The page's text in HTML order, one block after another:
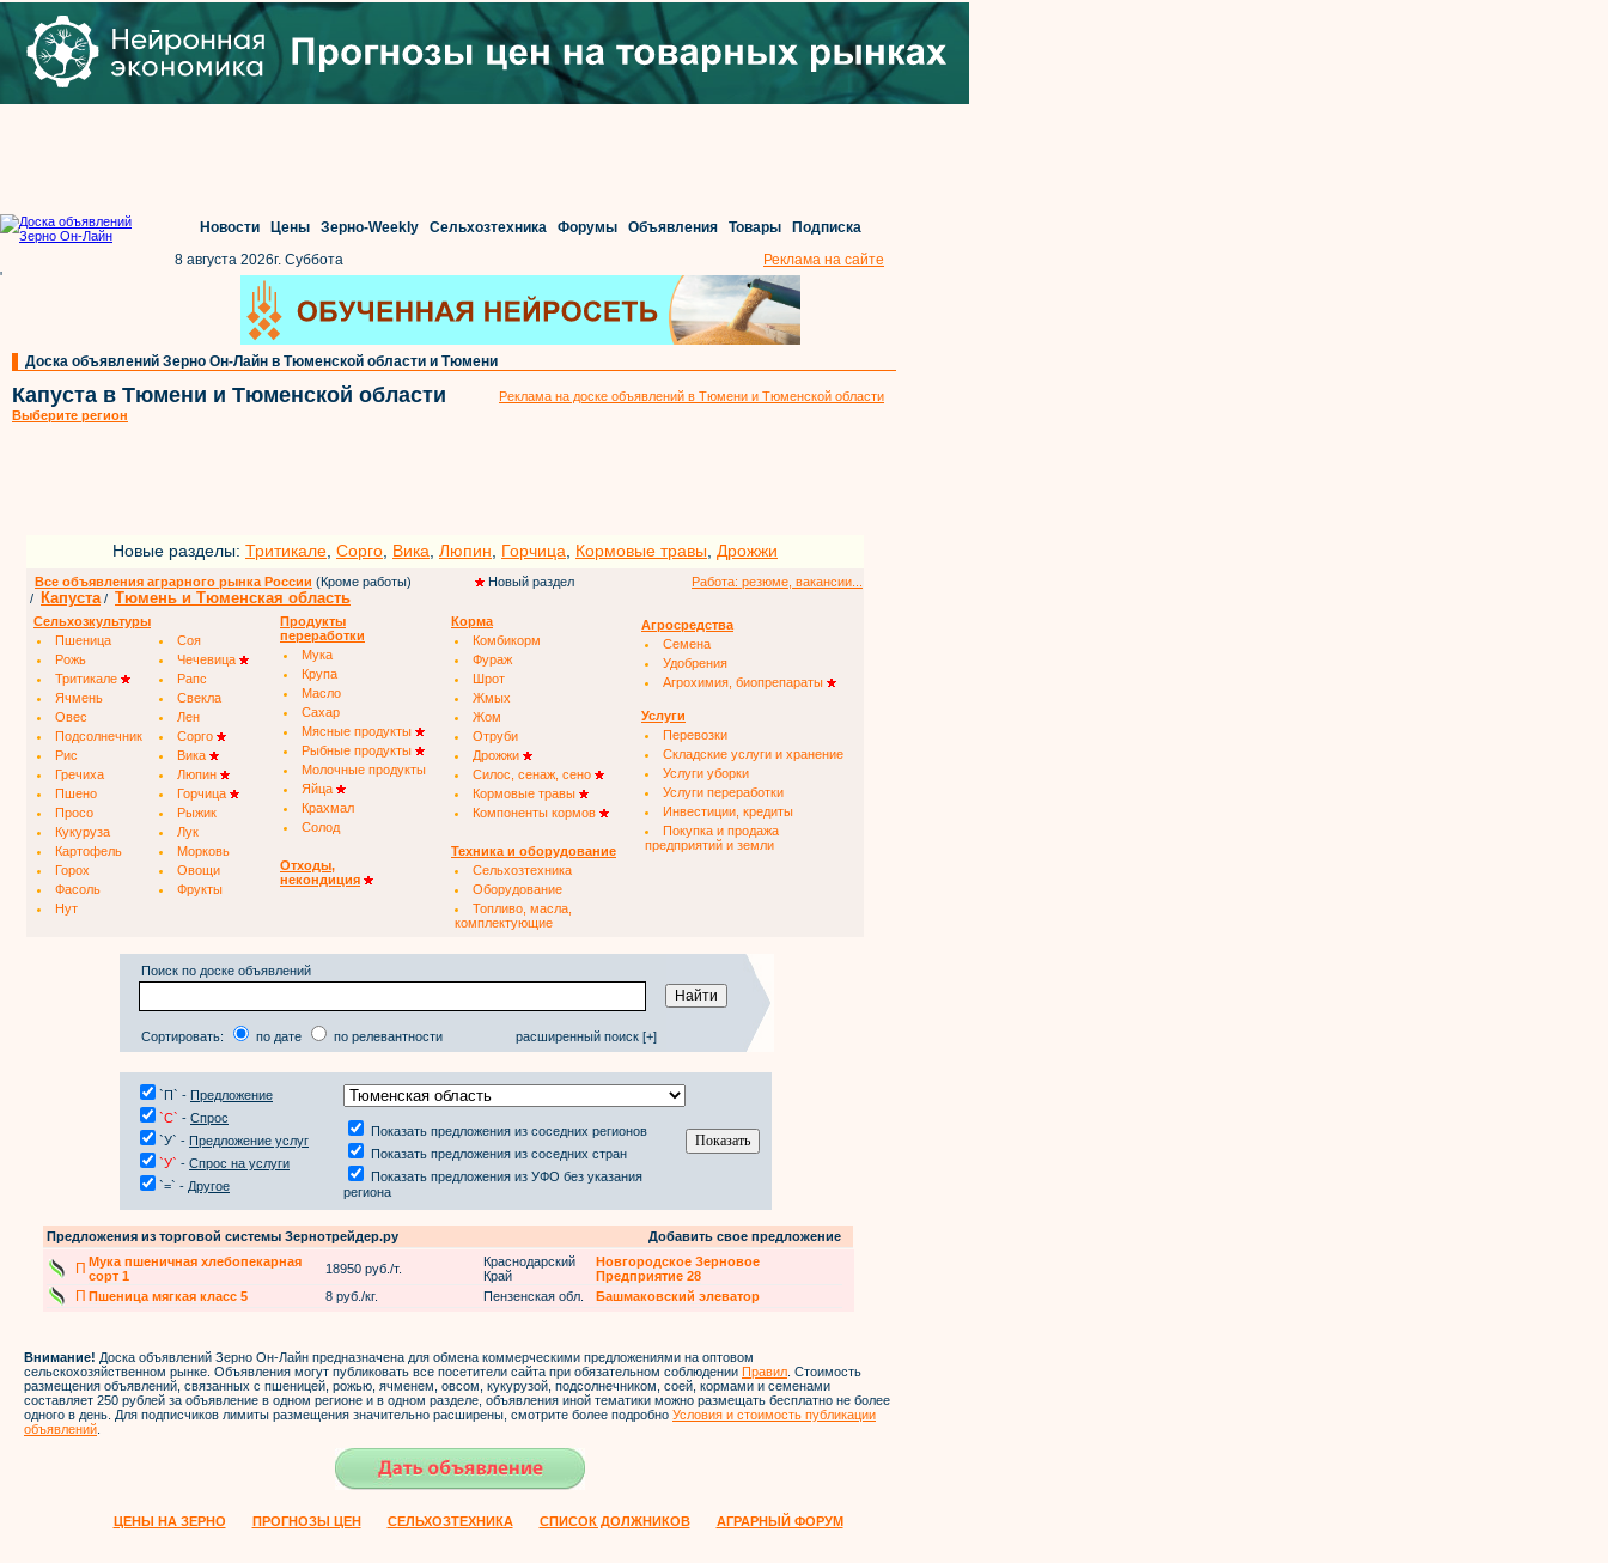
Новости Цены Зерно-Weekly Сельхозтехника Форумы Объявления Товары
Подписка
8 августа 2026г. Суббота
Реклама на сайте
'
Доска объявлений Зерно Он-Лайн в Тюменской области и Тюмени
Капуста в Тюмени и Тюменской области
Выберите регион
Реклама на доске объявлений в Тюмени и Тюменской области
Новые разделы: Тритикале Сорго Вика Люпин Горчица Кормовые травы Дрожжи
Все объявления аграрного рынка России (Кроме работы) Новый раздел
Работа: резюме, вакансии...
/
Капуста / Тюмень и Тюменская область
Сельхозкультуры
Пшеница
Соя
Рожь
Чечевица
Тритикале
Рапс
Ячмень
Свекла
Овес
Лен
Подсолнечник
Сорго
Рис
Вика
Гречиха
Люпин
Пшено
Горчица
Просо
Рыжик
Кукуруза
Лук
Картофель
Морковь
Горох
Овощи
Фасоль
Фрукты
Нут
Продукты
переработки
Мука
Крупа
Масло
Сахар
Мясные продукты
Рыбные продукты
Молочные продукты
Яйца
Крахмал
Солод
Отходы,
некондиция
Корма
Комбикорм
Фураж
Шрот
Жмых
Жом
Отруби
Дрожжи
Силос, сенаж, сено
Кормовые травы
Компоненты кормов
Техника и оборудование
Сельхозтехника
Оборудование
Топливо, масла,
комплектующие
Агросредства
Семена
Удобрения
Агрохимия, биопрепараты
Услуги
Перевозки
Складские услуги и хранение
Услуги уборки
Услуги переработки
Инвестиции, кредиты
Покупка и продажа
предприятий и земли
Поиск по доске объявлений
Сортировать: по дате по релевантности расширенный поиск [+]
`П` - Предложение
`С` - Спрос
`У` - Предложение услуг
`У` - Спрос на услуги
`=` - Другое
Показать предложения из соседних регионов
Показать предложения из соседних стран
Показать предложения из УФО без указания
региона
Предложения из торговой системы Зернотрейдер.ру Добавить свое предложение
П Мука пшеничная хлебопекарная
сорт 1
18950 руб./т.
Краснодарский
Край
Новгородское Зерновое
Предприятие 28
П Пшеница мягкая класс 5 8 руб./кг. Пензенская обл. Башмаковский элеватор
Внимание! Доска объявлений Зерно Он-Лайн предназначена для обмена коммерческими предложениями на оптовом
сельскохозяйственном рынке. Объявления могут публиковать все посетители сайта при обязательном соблюдении Правил . Стоимость
размещения объявлений, связанных с пшеницей, рожью, ячменем, овсом, кукурузой, подсолнечником, соей, кормами и семенами
составляет 250 рублей за объявление в одном регионе и в одном разделе, объявления иной тематики можно размещать бесплатно не более
одного в день. Для подписчиков лимиты размещения значительно расширены, смотрите более подробно Условия и стоимость публикации
объявлений
ЦЕНЫ НА ЗЕРНО ПРОГНОЗЫ ЦЕН СЕЛЬХОЗТЕХНИКА СПИСОК ДОЛЖНИКОВ АГРАРНЫЙ ФОРУМ